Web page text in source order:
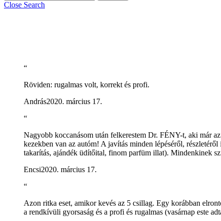
Close Search
“
Röviden: rugalmas volt, korrekt és profi.
András2020. március 17.
“
Nagyobb koccanásom után felkerestem Dr. FÉNY-t, aki már
kezekben van az autóm! A javítás minden lépéséről,
takarítás, ajándék üdítőital, finom parfüm illat). Mindenkinek
Encsi2020. március 17.
“
Azon ritka eset, amikor kevés az 5 csillag. Egy korábban
a rendkívüli gyorsaság és a profi és rugalmas (vasárnap este